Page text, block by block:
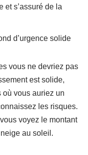
et s’assuré de la
d’urgence solide
vous ne devriez pas
est solide,
où vous auriez un
les risques.
voyez le montant
au soleil.